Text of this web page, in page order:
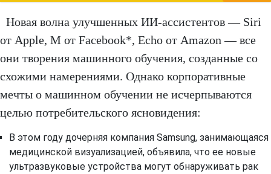
Новая волна улучшенных ИИ-ассистентов — Siri
от Apple, M от Facebook*, Echo от Amazon — все
они творения машинного обучения, созданные со
схожими намерениями. Однако корпоративные
мечты о машинном обучении не исчерпываются
целью потребительского ясновидения:
В этом году дочерняя компания Samsung, занимающаяся
медицинской визуализацией, объявила, что ее новые
ультразвуковые устройства могут обнаруживать рак